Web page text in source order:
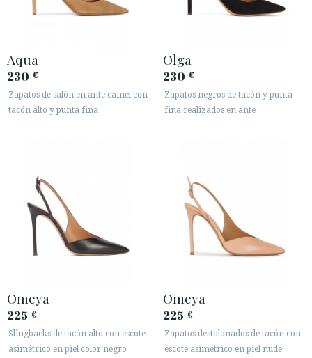
Aqua
230 €
Zapatos de salón en ante camel con
tacón alto y punta fina
Olga
230 €
Zapatos negros de tacón y punta
fina realizados en ante
Omeya
225 €
Slingbacks de tacón alto con escote
asimétrico en piel color negro
Omeya
225 €
Zapatos destalonados de tacón con
escote asimétrico en piel nude